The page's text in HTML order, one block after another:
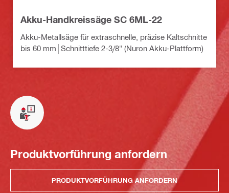
Akku-Handkreissäge SC 6ML-22
Akku-Metallsäge für extraschnelle, präzise Kaltschnitte
bis 60 mm│Schnitttiefe 2-3/8" (Nuron Akku-Plattform)
Produktvorführung anfordern
PRODUKTVORFÜHRUNG ANFORDERN